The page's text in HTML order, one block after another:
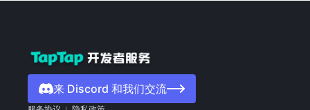
来 Discord 和我们交流